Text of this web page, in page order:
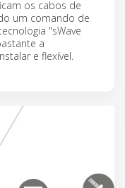
os cabos de
um comando de
"sWave
a
e flexível.